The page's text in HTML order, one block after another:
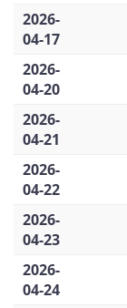
2026-
04-17
2026-
04-20
2026-
04-21
2026-
04-22
2026-
04-23
2026-
04-24